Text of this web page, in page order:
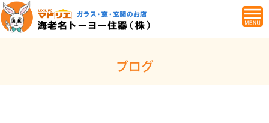
ブログ